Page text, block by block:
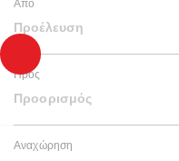
Από
Προέλευση
Προς
Προορισμός
Αναχώρηση